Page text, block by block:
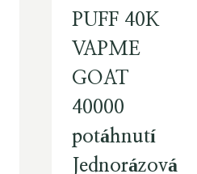
PUFF 40K
VAPME
GOAT
40000
potáhnutí
Jednorázová